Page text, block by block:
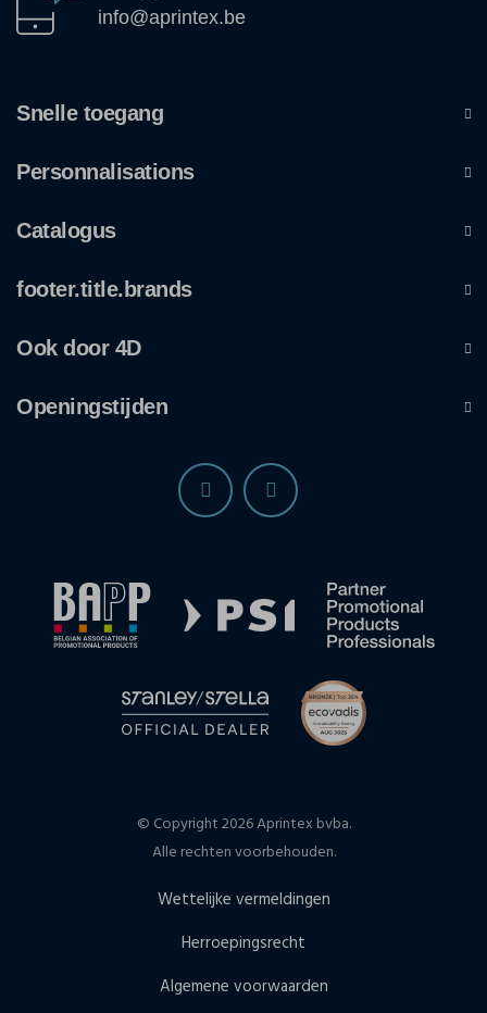
info@aprintex.be
Snelle toegang
Personnalisations
Catalogus
footer.title.brands
Ook door 4D
Openingstijden
© Copyright 2026 Aprintex bvba.
Alle rechten voorbehouden.
Wettelijke vermeldingen
Herroepingsrecht
Algemene voorwaarden